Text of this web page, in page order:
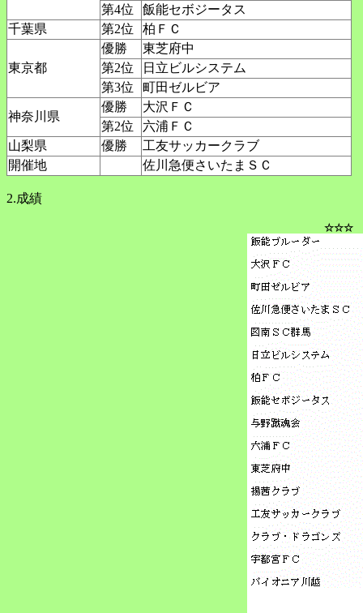
第4位
飯能セボジータス
千葉県
第2位 柏ＦＣ
東京都
優勝
東芝府中
第2位
日立ビルシステム
第3位
町田ゼルビア
神奈川県
優勝
大沢ＦＣ
第2位
六浦ＦＣ
山梨県
優勝
工友サッカークラブ
開催地
佐川急便さいたまＳＣ
2.成績
☆☆☆